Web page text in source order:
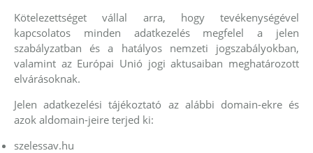
Kötelezettséget vállal arra, hogy tevékenységével
kapcsolatos minden adatkezelés megfelel a jelen
szabályzatban és a hatályos nemzeti jogszabályokban,
valamint az Európai Unió jogi aktusaiban meghatározott
elvárásoknak.
Jelen adatkezelési tájékoztató az alábbi domain-ekre és
azok aldomain-jeire terjed ki:
szelessav.hu